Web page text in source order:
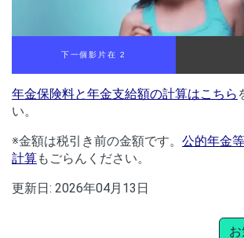
下一個影片在 2
年金保険料と年金支給額の計算はこちら
い。
※金額は税引き前の金額です。 公的年金
計算もごらんください。
更新日: 2026年04月13日